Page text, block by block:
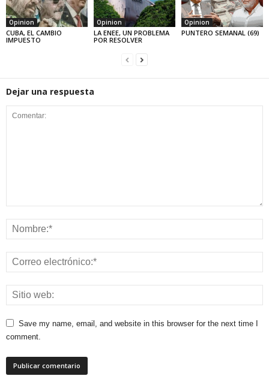
Opinion
CUBA, EL CAMBIO
IMPUESTO
Opinion
LA ENEE, UN PROBLEMA
POR RESOLVER
Opinion
PUNTERO SEMANAL (69)
Dejar una respuesta
Save my name, email, and website in this browser for the next time I
comment.